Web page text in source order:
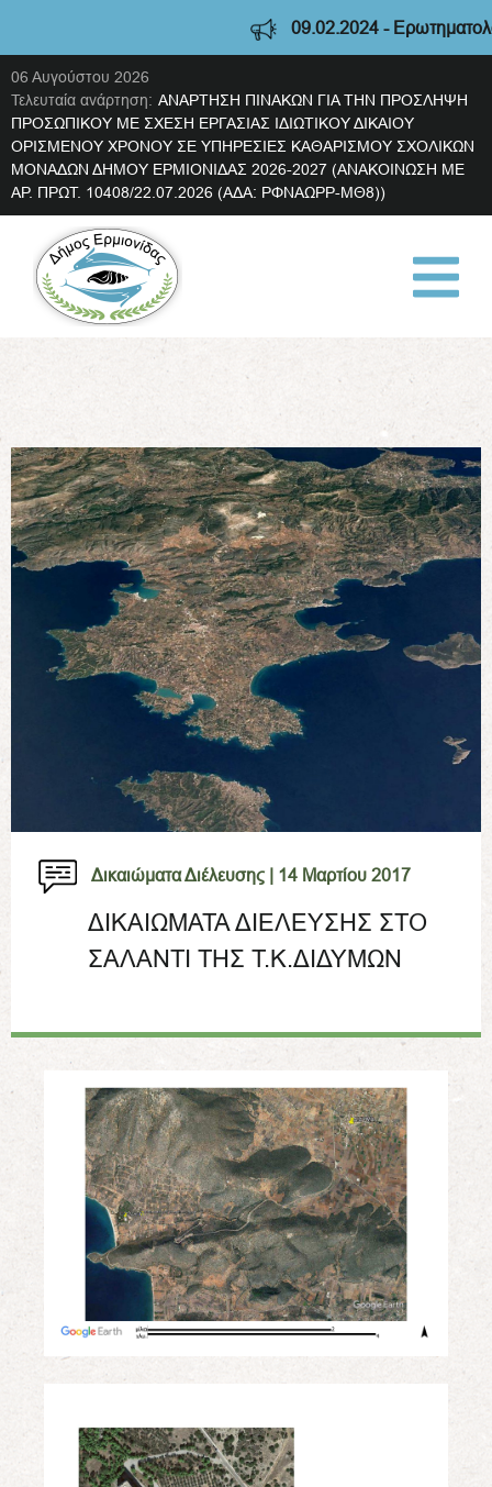
09.02.2024 -
06 Αυγούστου 2026
Τελευταία ανάρτηση: ΑΝΑΡΤΗΣΗ ΠΙΝΑΚΩΝ ΓΙΑ ΤΗΝ ΠΡΟΣΛΗΨΗ
ΠΡΟΣΩΠΙΚΟΥ ΜΕ ΣΧΕΣΗ ΕΡΓΑΣΙΑΣ ΙΔΙΩΤΙΚΟΥ ΔΙΚΑΙΟΥ
ΟΡΙΣΜΕΝΟΥ ΧΡΟΝΟΥ ΣΕ ΥΠΗΡΕΣΙΕΣ ΚΑΘΑΡΙΣΜΟΥ ΣΧΟΛΙΚΩΝ
ΜΟΝΑΔΩΝ ΔΗΜΟΥ ΕΡΜΙΟΝΙΔΑΣ 2026-2027 (ΑΝΑΚΟΙΝΩΣΗ ΜΕ
ΑΡ. ΠΡΩΤ. 10408/22.07.2026 (ΑΔΑ: ΡΦΝΑΩΡΡ-ΜΘ8))
Δικαιώματα Διέλευσης | 14 Μαρτίου 2017
ΔΙΚΑΙΩΜΑΤΑ ΔΙΕΛΕΥΣΗΣ ΣΤΟ
ΣΑΛΑΝΤΙ ΤΗΣ Τ.Κ.ΔΙΔΥΜΩΝ